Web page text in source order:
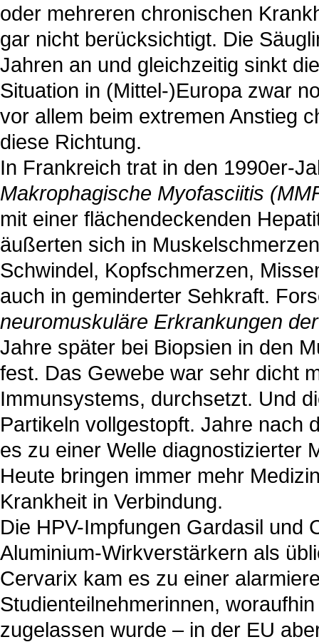
oder mehreren chronischen
gar nicht berücksichtigt. Die
Jahren an und gleichzeitig sinkt
Situation in (Mittel-)Europa zwar
vor allem beim extremen Anstieg
diese Richtung.
In Frankreich trat in den 1990er-
Makrophagische Myofasciitis
mit einer flächendeckenden
äußerten sich in
Schwindel, Kopfschmerzen,
auch in geminderter Sehkraft.
neuromuskuläre Erkrankungen
Jahre später bei Biopsien in den
fest. Das Gewebe war sehr dicht
Immunsystems, durchsetzt. Und
Partikeln vollgestopft. Jahre nach
es zu einer Welle diagnostizierter
Heute bringen immer mehr
Krankheit in Verbindung.
Die HPV-Impfungen Gardasil und
Aluminium-Wirkverstärkern als
Cervarix kam es zu einer
Studienteilnehmerinnen,
zugelassen wurde – in der EU